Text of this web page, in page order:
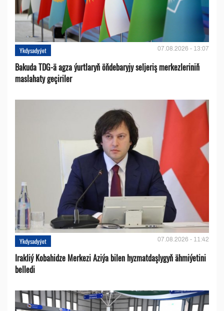
Ykdysadyýet 07.08.2026 - 13:07
Bakuda TDG-ä agza ýurtlaryň öňdebaryjy seljeriş merkezleriniň
maslahaty geçiriler
Ykdysadyýet 07.08.2026 - 11:42
Irakliý Kobahidze Merkezi Aziýa bilen hyzmatdaşlygyň ähmiýetini
belledi